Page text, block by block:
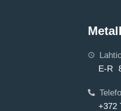
E-R
+372